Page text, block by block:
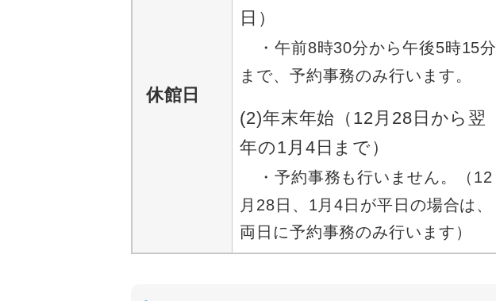
休館日
日）
・午前8時30分から午後5時15分
まで、予約事務のみ行います。
(2)年末年始（12月28日から翌
年の1月4日まで）
・予約事務も行いません。（12
月28日、1月4日が平日の場合は、
両日に予約事務のみ行います）